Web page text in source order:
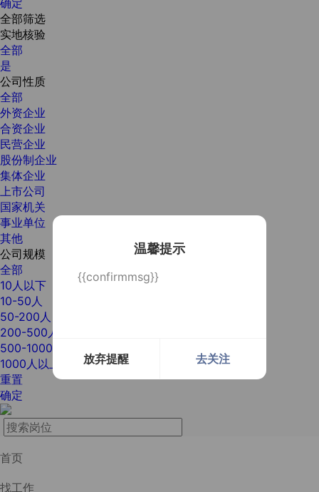
温馨提示
{{confirmmsg}}
放弃提醒 去关注
全部筛选
实地核验
全部
是
公司性质
全部
外资企业
合资企业
民营企业
股份制企业
集体企业
上市公司
国家机关
事业单位
其他
公司规模
全部
10人以下
10-50人
50-200人
200-500人
500-1000人
1000人以上
重置
确定
首页
找工作